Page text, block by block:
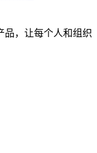
品，让每个人和组织